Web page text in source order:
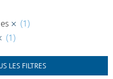
(1)
(1)
LES FILTRES